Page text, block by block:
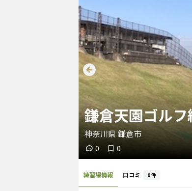
鎌倉天園ゴル
神奈川県鎌倉市
0 0
練習場情報 口コミ 0件